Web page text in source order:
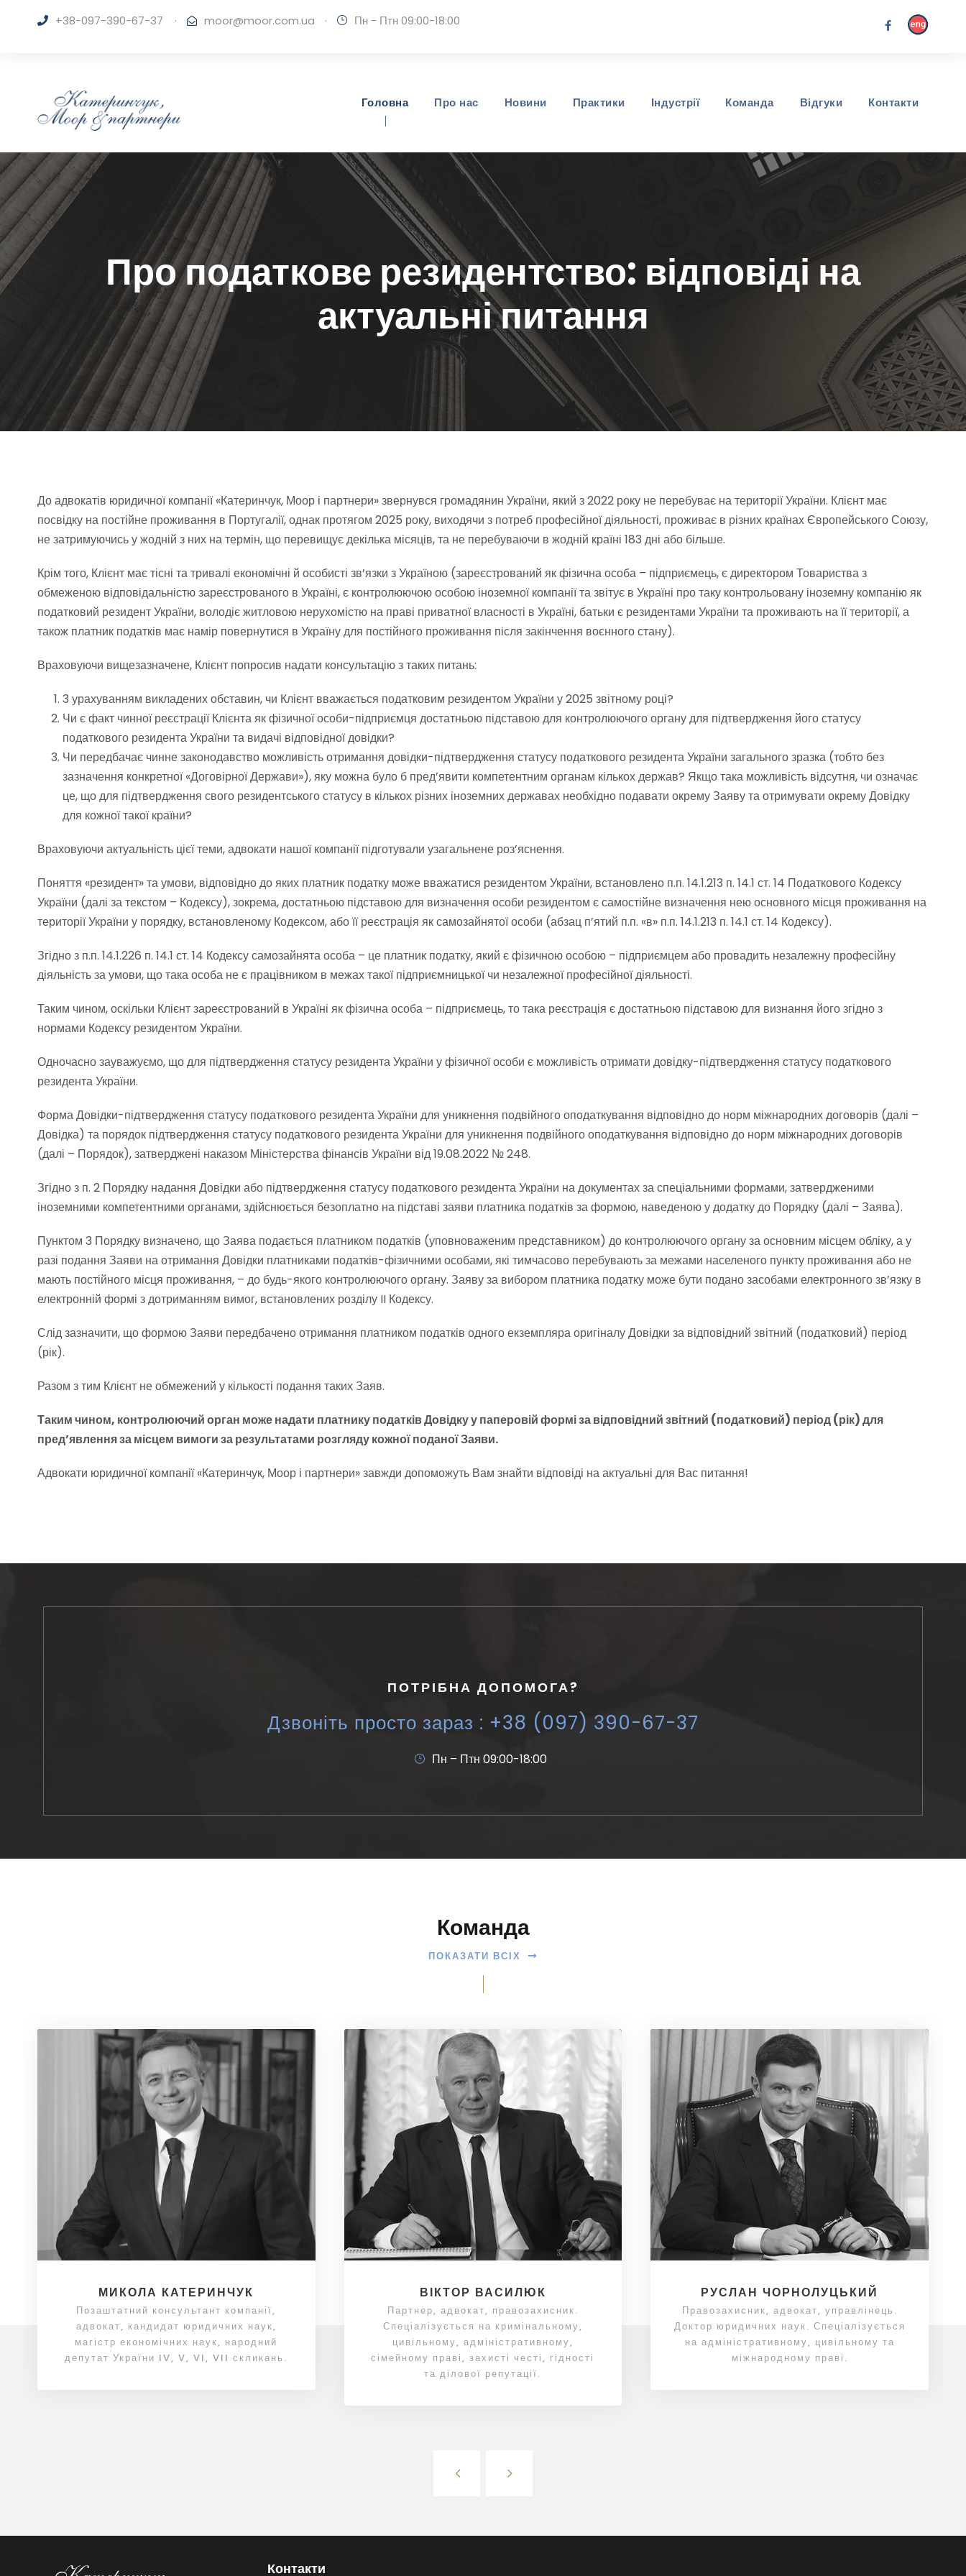
+38-097-390-67-37 · moor@moor.com.ua · Пн - Птн 09:00-18:00
Головна Про нас Новини Практики Індустрії Команда Відгуки Контакти
Про податкове резидентство: відповіді на
актуальні питання
До адвокатів юридичної компанії «Катеринчук, Моор і партнери» звернувся громадянин України, який з 2022 року не перебуває на території України. Клієнт має
посвідку на постійне проживання в Португалії, однак протягом 2025 року, виходячи з потреб професійної діяльності, проживає в різних країнах Європейського Союзу,
не затримуючись у жодній з них на термін, що перевищує декілька місяців, та не перебуваючи в жодній країні 183 дні або більше.
Крім того, Клієнт має тісні та тривалі економічні й особисті зв’язки з Україною (зареєстрований як фізична особа – підприємець, є директором Товариства з
обмеженою відповідальністю зареєстрованого в Україні, є контролюючою особою іноземної компанії та звітує в Україні про таку контрольовану іноземну компанію як
податковий резидент України, володіє житловою нерухомістю на праві приватної власності в Україні, батьки є резидентами України та проживають на її території, а
також платник податків має намір повернутися в Україну для постійного проживання після закінчення воєнного стану).
Враховуючи вищезазначене, Клієнт попросив надати консультацію з таких питань:
3 урахуванням викладених обставин, чи Клієнт вважається податковим резидентом України у 2025 звітному році?
Чи є факт чинної реєстрації Клієнта як фізичної особи-підприємця достатньою підставою для контролюючого органу для підтвердження його статусу
податкового резидента України та видачі відповідної довідки?
Чи передбачає чинне законодавство можливість отримання довідки-підтвердження статусу податкового резидента України загального зразка (тобто без
зазначення конкретної «Договірної Держави»), яку можна було б пред’явити компетентним органам кількох держав? Якщо така можливість відсутня, чи означає
це, що для підтвердження свого резидентського статусу в кількох різних іноземних державах необхідно подавати окрему Заяву та отримувати окрему Довідку
для кожної такої країни?
Враховуючи актуальність цієї теми, адвокати нашої компанії підготували узагальнене роз’яснення.
Поняття «резидент» та умови, відповідно до яких платник податку може вважатися резидентом України, встановлено п.п. 14.1.213 п. 14.1 ст. 14 Податкового Кодексу
України (далі за текстом – Кодексу), зокрема, достатньою підставою для визначення особи резидентом є самостійне визначення нею основного місця проживання на
території України у порядку, встановленому Кодексом, або її реєстрація як самозайнятої особи (абзац п’ятий п.п. «в» п.п. 14.1.213 п. 14.1 ст. 14 Кодексу).
Згідно з п.п. 14.1.226 п. 14.1 ст. 14 Кодексу самозайнята особа – це платник податку, який є фізичною особою – підприємцем або провадить незалежну професійну
діяльність за умови, що така особа не є працівником в межах такої підприємницької чи незалежної професійної діяльності.
Таким чином, оскільки Клієнт зареєстрований в Україні як фізична особа – підприємець, то така реєстрація є достатньою підставою для визнання його згідно з
нормами Кодексу резидентом України.
Одночасно зауважуємо, що для підтвердження статусу резидента України у фізичної особи є можливість отримати довідку-підтвердження статусу податкового
резидента України.
Форма Довідки-підтвердження статусу податкового резидента України для уникнення подвійного оподаткування відповідно до норм міжнародних договорів (далі –
Довідка) та порядок підтвердження статусу податкового резидента України для уникнення подвійного оподаткування відповідно до норм міжнародних договорів
(далі – Порядок), затверджені наказом Міністерства фінансів України від 19.08.2022 № 248.
Згідно з п. 2 Порядку надання Довідки або підтвердження статусу податкового резидента України на документах за спеціальними формами, затвердженими
іноземними компетентними органами, здійснюється безоплатно на підставі заяви платника податків за формою, наведеною у додатку до Порядку (далі – Заява).
Пунктом 3 Порядку визначено, що Заява подається платником податків (уповноваженим представником) до контролюючого органу за основним місцем обліку, а у
разі подання Заяви на отримання Довідки платниками податків-фізичними особами, які тимчасово перебувають за межами населеного пункту проживання або не
мають постійного місця проживання, – до будь-якого контролюючого органу. Заяву за вибором платника податку може бути подано засобами електронного зв’язку в
електронній формі з дотриманням вимог, встановлених розділу II Кодексу.
Слід зазначити, що формою Заяви передбачено отримання платником податків одного екземпляра оригіналу Довідки за відповідний звітний (податковий) період
(рік).
Разом з тим Клієнт не обмежений у кількості подання таких Заяв.
Таким чином, контролюючий орган може надати платнику податків Довідку у паперовій формі за відповідний звітний (податковий) період (рік) для
пред’явлення за місцем вимоги за результатами розгляду кожної поданої Заяви.
Адвокати юридичної компанії «Катеринчук, Моор і партнери» завжди допоможуть Вам знайти відповіді на актуальні для Вас питання!
ПОТРІБНА ДОПОМОГА?
Дзвоніть просто зараз : +38 (097) 390-67-37
Пн – Птн 09:00-18:00
Команда
ПОКАЗАТИ ВСІХ
МИКОЛА КАТЕРИНЧУК
Позаштатний консультант компанії,
адвокат, кандидат юридичних наук,
магістр економічних наук, народний
депутат України IV, V, VI, VII скликань.
ВІКТОР ВАСИЛЮК
Партнер, адвокат, правозахисник.
Спеціалізується на кримінальному,
цивільному, адміністративному,
сімейному праві, захисті честі, гідності
та ділової репутації.
РУСЛАН ЧОРНОЛУЦЬКИЙ
Правозахисник, адвокат, управлінець.
Доктор юридичних наук. Спеціалізується
на адміністративному, цивільному та
міжнародному праві.
Контакти